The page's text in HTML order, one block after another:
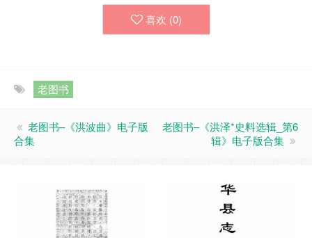
喜欢 (0)
老图书
老图书–《洪波曲》电子版
合集
老图书–《洪泽*史料选辑_第6
辑》电子版合集